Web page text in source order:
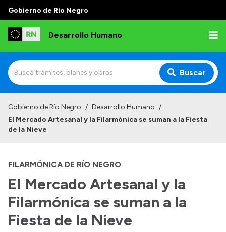
Gobierno de Río Negro
Desarrollo Humano
Buscar
Institucional
Autoridades
Delegaciones
Normativa
Gobierno de Río Negro / Desarrollo Humano /
El Mercado Artesanal y la Filarmónica se suman a la Fiesta
de la Nieve
FILARMÓNICA DE RÍO NEGRO
El Mercado Artesanal y la
Filarmónica se suman a la
Fiesta de la Nieve